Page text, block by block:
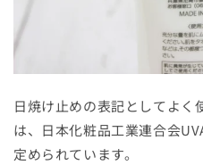
日焼け止めの表記としてよく
は、日本化粧品工業連合会
定められています。